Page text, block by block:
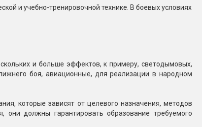
и учебно-тренировочной технике. В боевых условиях
и больше эффектов, к примеру, светодымовых,
боя, авиационные, для реализации в народном
которые зависят от целевого назначения, методов
они должны гарантировать образование требуемого